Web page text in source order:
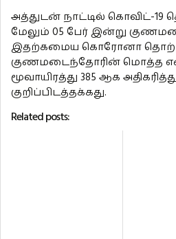
அத்துடன் நாட்டில் கொவிட்-19
மேலும் 05 பேர் இன்று
இதற்கமைய கொரோனா
குணமடைந்தோரின் மொத்த
மூவாயிரத்து 385 ஆக
குறிப்பிடத்தக்கது.
Related posts: